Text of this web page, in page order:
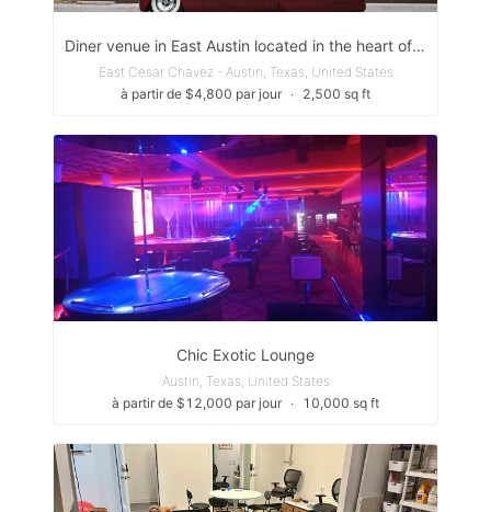
Diner venue in East Austin located in the heart of East Austin
East Cesar Chavez - Austin, Texas, United States
à partir de $4,800 par jour ∙ 2,500 sq ft
Chic Exotic Lounge
Austin, Texas, United States
à partir de $12,000 par jour ∙ 10,000 sq ft